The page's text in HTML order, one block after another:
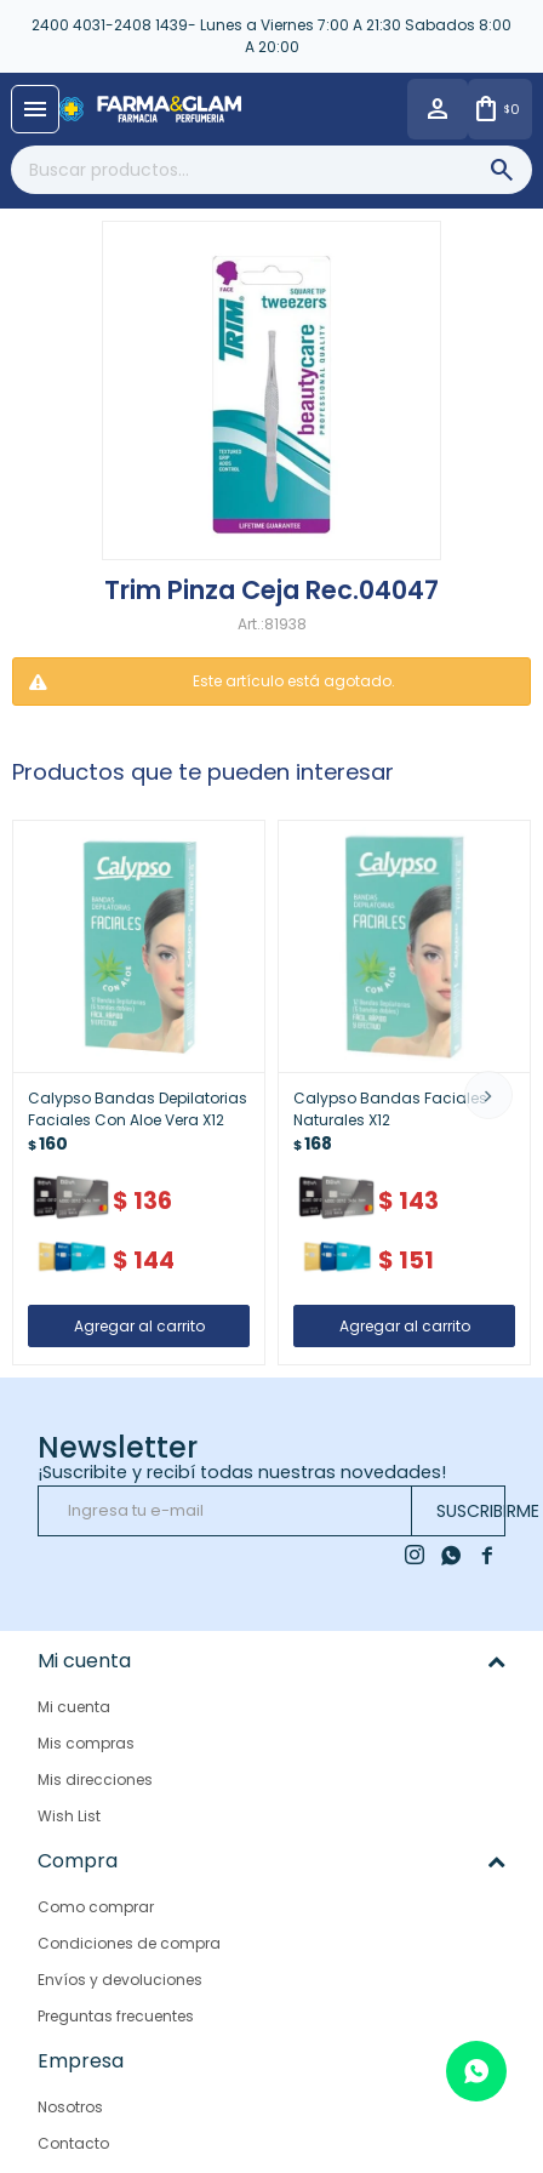
2400 4031-2408 1439- Lunes a Viernes 7:00 A 21:30 Sabados 8:00
A 20:00
menu $0
Trim Pinza Ceja Rec.04047
81938
Este artículo está agotado.
Productos que te pueden interesar
Calypso Bandas Depilatorias
Faciales Con Aloe Vera X12
$160
$ 136
$ 144
Calypso Bandas Faciales
Naturales X12
$168
$ 143
$ 151
Newsletter
¡Suscribite y recibí todas nuestras novedades!
SUSCRIBIRME

 
Mi cuenta
Mi cuenta
Mis compras
Mis direcciones
Wish List
Compra
Como comprar
Condiciones de compra
Envíos y devoluciones
Preguntas frecuentes
Empresa
Nosotros
Contacto